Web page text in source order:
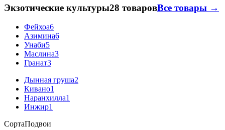
Экзотические культуры28 товаровВсе товары →
Фейхоа6
Азимина6
Унаби5
Маслина3
Гранат3
Дынная груша2
Кивано1
Наранхилла1
Инжир1
СортаПодвои